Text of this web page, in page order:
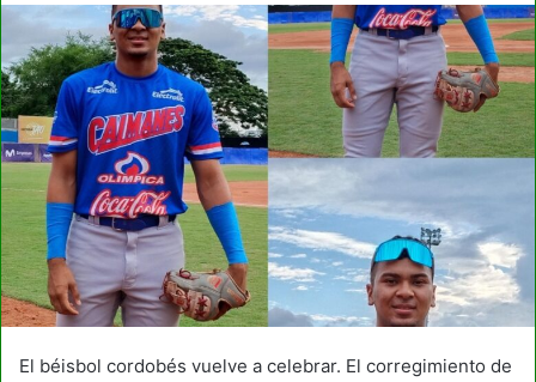
El béisbol cordobés vuelve a celebrar. El corregimiento de